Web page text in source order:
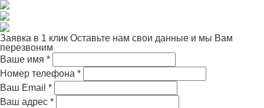
Заявка в 1 клик Оставьте нам свои данные и мы Вам
перезвоним
Ваше имя *
Номер телефона *
Ваш Email *
Ваш адрес *